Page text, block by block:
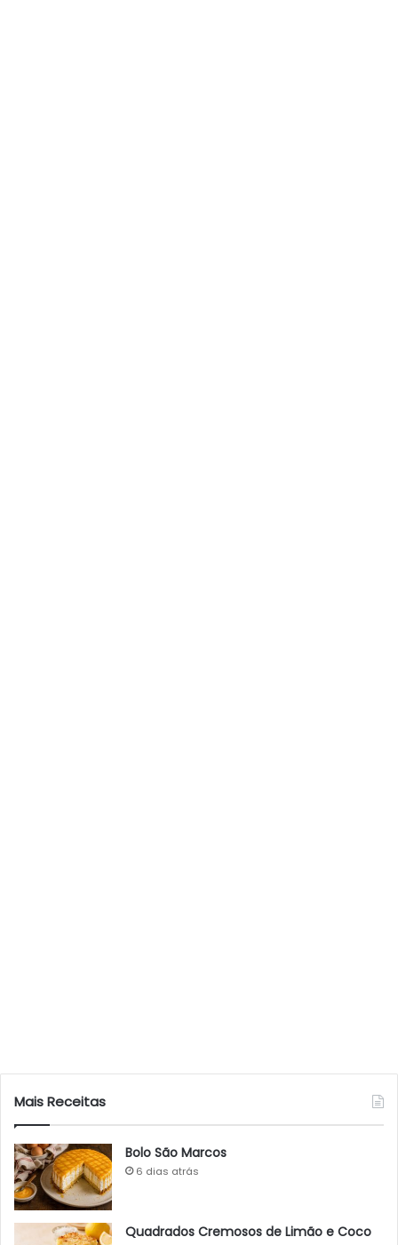
Mais Receitas
Bolo São Marcos
6 dias atrás
Quadrados Cremosos de Limão e Coco